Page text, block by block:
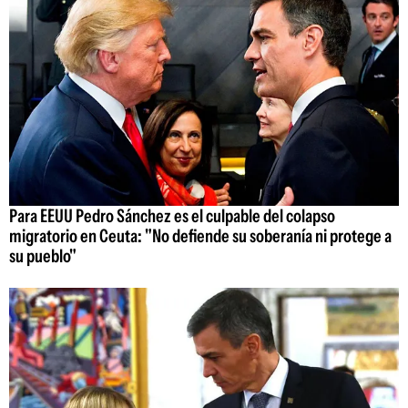
Para EEUU Pedro Sánchez es el culpable del colapso
migratorio en Ceuta: "No defiende su soberanía ni protege a
su pueblo"